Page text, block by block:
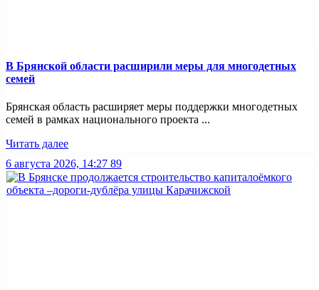
В Брянской области расширили меры для многодетных
семей
Брянская область расширяет меры поддержки многодетных
семей в рамках национального проекта ...
Читать далее
6 августа 2026, 14:27 89